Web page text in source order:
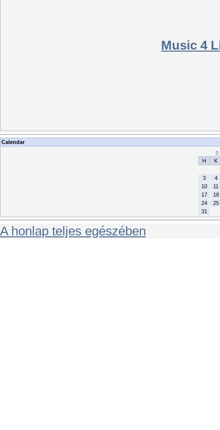
Music 4
Calendar
«
H
K
3
4
10
11
17
18
24
25
31
A honlap teljes egészében